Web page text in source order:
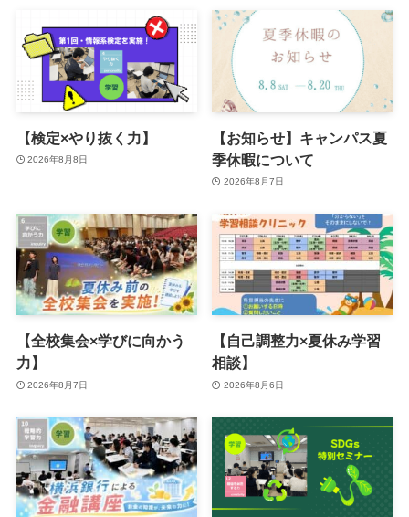
【検定×やり抜く力】
2026年8月8日
【お知らせ】キャンパス夏
季休暇について
2026年8月7日
【全校集会×学びに向かう
力】
2026年8月7日
【自己調整力×夏休み学習
相談】
2026年8月6日